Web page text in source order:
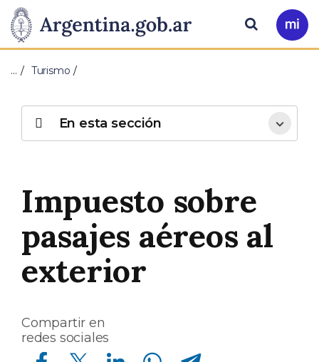
Presidencia
de
Nación
Pasar al contenido principal
Ir
a
Buscar
… Turismo
Impuesto sobre
pasajes aéreos al
exterior
Compartir en
redes sociales
Compartir en Facebook Compartir en Twitter Compartir en Linkedin Compartir en Whatsapp Compartir en Telegram
En esta sección